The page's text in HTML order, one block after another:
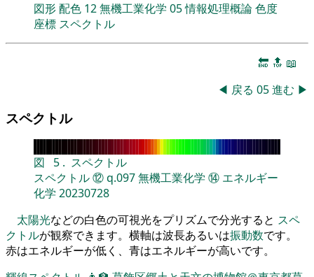
図形配色 12無機工業化学 05情報処理概論色度
座標 スペクトル
🔚 🔝 📖
◀ 戻る 05進む ▶
スペクトル
図 5 . スペクトル
スペクトル⑫q.097無機工業化学 ⑭ エネルギー
化学 20230728
太陽光などの白色の可視光をプリズムで分光すると スペ
クトルが観察できます。横軸は波長あるいは振動数です。
赤はエネルギーが低く、青はエネルギーが高いです。